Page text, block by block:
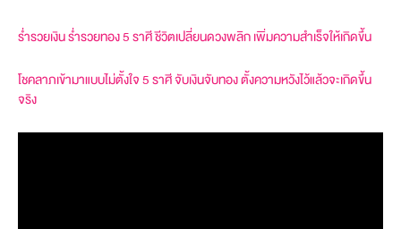
ร่ำรวยเงิน ร่ำรวยทอง 5 ราศี ชีวิตเปลี่ยนดวงพลิก เพิ่มความสำเร็จให้เกิดขึ้น
โชคลาภเข้ามาแบบไม่ตั้งใจ 5 ราศี จับเงินจับทอง ตั้งความหวังไว้แล้วจะเกิดขึ้น
จริง